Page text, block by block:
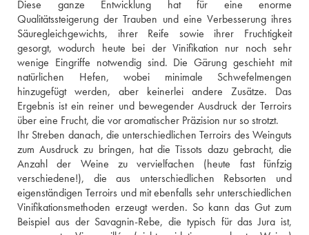
Diese ganze Entwicklung hat für eine enorme
Qualitätssteigerung der Trauben und eine Verbesserung ihres
Säuregleichgewichts, ihrer Reife sowie ihrer Fruchtigkeit
gesorgt, wodurch heute bei der Vinifikation nur noch sehr
wenige Eingriffe notwendig sind. Die Gärung geschieht mit
natürlichen Hefen, wobei minimale Schwefelmengen
hinzugefügt werden, aber keinerlei andere Zusätze. Das
Ergebnis ist ein reiner und bewegender Ausdruck der Terroirs
über eine Frucht, die vor aromatischer Präzision nur so strotzt.
Ihr Streben danach, die unterschiedlichen Terroirs des Weinguts
zum Ausdruck zu bringen, hat die Tissots dazu gebracht, die
Anzahl der Weine zu vervielfachen (heute fast fünfzig
verschiedene!), die aus unterschiedlichen Rebsorten und
eigenständigen Terroirs und mit ebenfalls sehr unterschiedlichen
Vinifikationsmethoden erzeugt werden. So kann das Gut zum
Beispiel aus der Savagnin-Rebe, die typisch für das Jura ist,